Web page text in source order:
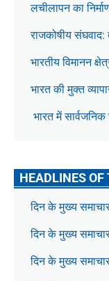
लचीलापन का
राजकोषीय संघवाद:
भारतीय विमानन
भारत की मुक्त
भारत में
HEADLINES
दिन के मुख्य
दिन के मुख्य
दिन के मुख्य